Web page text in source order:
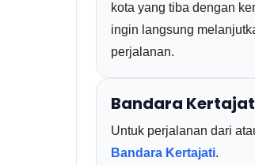
kota yang tiba dengan
ingin langsung
perjalanan.
Bandara
Untuk perjalanan dari
Bandara Kertajati.